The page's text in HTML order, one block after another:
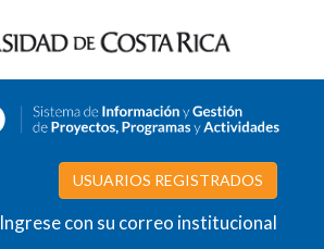
USUARIOS REGISTRADOS
Ingrese con su correo institucional